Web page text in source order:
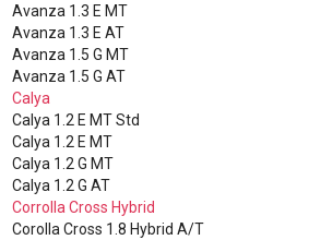
Avanza 1.3 E MT
Avanza 1.3 E AT
Avanza 1.5 G MT
Avanza 1.5 G AT
Calya
Calya 1.2 E MT Std
Calya 1.2 E MT
Calya 1.2 G MT
Calya 1.2 G AT
Corrolla Cross Hybrid
Corolla Cross 1.8 Hybrid A/T